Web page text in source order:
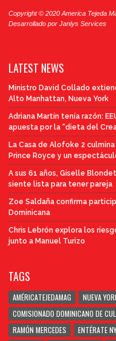
Copyright © 2020 America Tejeda
Desarrollado por Janlys Services
LATEST NEWS
Ministro David Collado
Alto Manhattan, Nueva York
Adriana Martín tenía razón:
apuesta por la “dieta del
La Casa de Alofoke 2
Prince Royce y un
A sus 61 años, Giselle
siente lista para tener pareja
Zoe Saldaña confirma
Dominicana
Chris Lebrón explora los
junto a Manuel Turizo
TAGS
AMÉRICATEJEDAMAG NUEVA
COMISIONADO DOMINICANO DE
RAMÓN MERCEDES
ENTÉRATE NY